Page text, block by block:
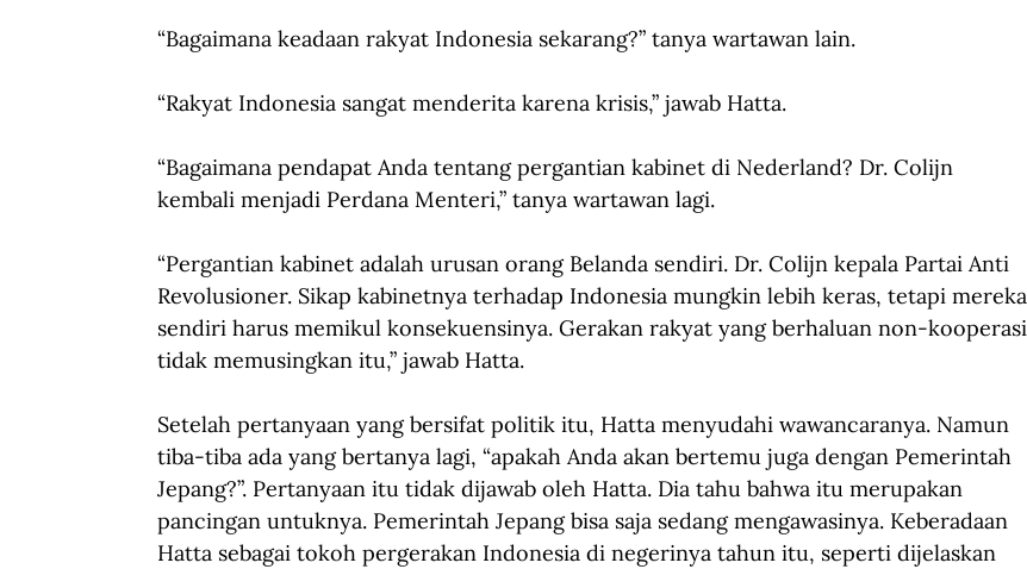
“Bagaimana keadaan rakyat Indonesia sekarang?” tanya wartawan lain.
“Rakyat Indonesia sangat menderita karena krisis,” jawab Hatta.
“Bagaimana pendapat Anda tentang pergantian kabinet di Nederland? Dr. Colijn
kembali menjadi Perdana Menteri,” tanya wartawan lagi.
“Pergantian kabinet adalah urusan orang Belanda sendiri. Dr. Colijn kepala Partai Anti
Revolusioner. Sikap kabinetnya terhadap Indonesia mungkin lebih keras, tetapi mereka
sendiri harus memikul konsekuensinya. Gerakan rakyat yang berhaluan non-kooperasi
tidak memusingkan itu,” jawab Hatta.
Setelah pertanyaan yang bersifat politik itu, Hatta menyudahi wawancaranya. Namun
tiba-tiba ada yang bertanya lagi, “apakah Anda akan bertemu juga dengan Pemerintah
Jepang?”. Pertanyaan itu tidak dijawab oleh Hatta. Dia tahu bahwa itu merupakan
pancingan untuknya. Pemerintah Jepang bisa saja sedang mengawasinya. Keberadaan
Hatta sebagai tokoh pergerakan Indonesia di negerinya tahun itu, seperti dijelaskan